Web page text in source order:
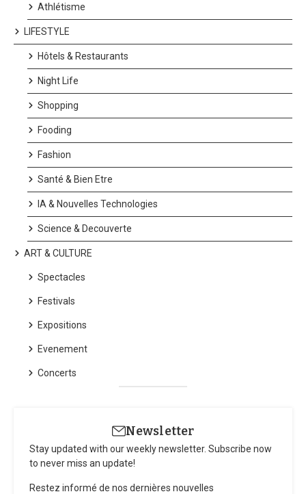
Athlétisme
LIFESTYLE
Hôtels & Restaurants
Night Life
Shopping
Fooding
Fashion
Santé & Bien Etre
IA & Nouvelles Technologies
Science & Decouverte
ART & CULTURE
Spectacles
Festivals
Expositions
Evenement
Concerts
Newsletter
Stay updated with our weekly newsletter. Subscribe now
to never miss an update!
Restez informé de nos dernières nouvelles